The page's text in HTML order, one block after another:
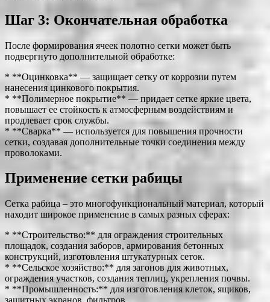
Шаг 3: Окончательная обработка
После формирования ячеек полотно сетки может быть
подвергнуто дополнительной обработке:
* **Оцинковка** — защищает сетку от коррозии путем
нанесения цинкового покрытия.
* **Полимерное покрытие** — придает сетке яркие цвета,
повышает ее стойкость к атмосферным воздействиям и
продлевает срок службы.
* **Сварка** — используется для повышения прочности
сетки, создавая дополнительные точки соединения между
проволоками.
Применение сетки рабицы
Сетка рабица – это многофункциональный материал, который
находит широкое применение в самых разных сферах:
* **Строительство:** для ограждения строительных
площадок, создания заборов, армирования бетонных
конструкций, изготовления штукатурных сеток.
* **Сельское хозяйство:** для загонов для животных,
ограждения участков, создания теплиц, укрепления почвы.
* **Промышленность:** для изготовления клеток, ящиков,